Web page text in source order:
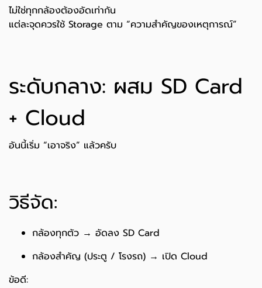
ไม่ใช่ทุกกล้องต้องอัดเท่ากัน
แต่ละจุดควรใช้ Storage ตาม “ความสำคัญของเหตุการณ์”
ระดับกลาง: ผสม SD Card
+ Cloud
อันนี้เริ่ม “เอาจริง” แล้วครับ
วิธีจัด:
กล้องทุกตัว → อัดลง SD Card
กล้องสำคัญ (ประตู / โรงรถ) → เปิด Cloud
ข้อดี: